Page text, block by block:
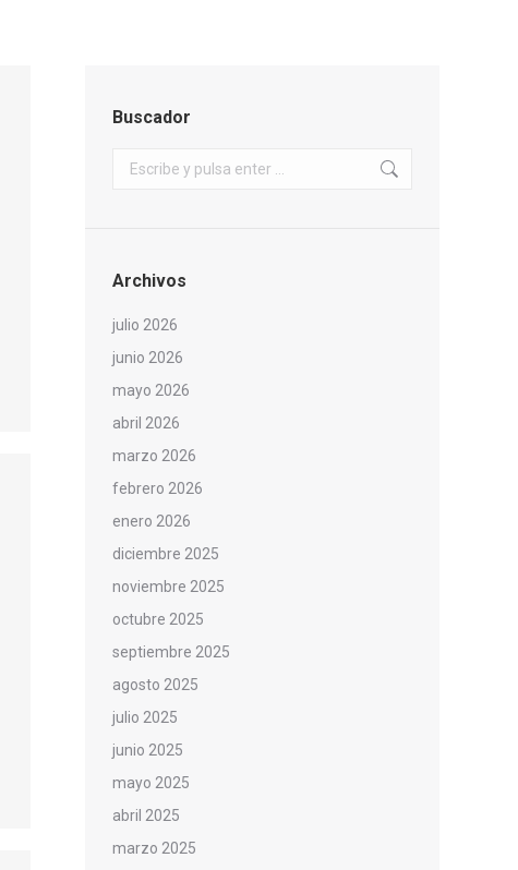
Buscador
Buscar:
Archivos
julio 2026
junio 2026
mayo 2026
abril 2026
marzo 2026
febrero 2026
enero 2026
diciembre 2025
noviembre 2025
octubre 2025
septiembre 2025
agosto 2025
julio 2025
junio 2025
mayo 2025
abril 2025
marzo 2025